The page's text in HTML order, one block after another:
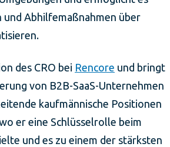
und Abhilfemaßnahmen über
des CRO bei Rencore und bringt
von B2B-SaaS-Unternehmen
kaufmännische Positionen
er eine Schlüsselrolle beim
und es zu einem der stärksten